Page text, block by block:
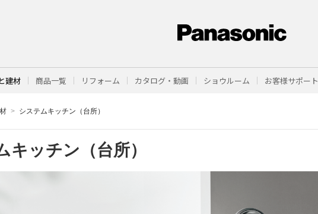
建材 商品一覧 リフォーム カタログ・動画 ショウルーム お客様サポート
システムキッチン（台所）
キッチン（台所）